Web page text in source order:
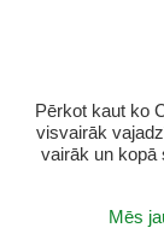
Pērkot kaut ko
visvairāk
vairāk un kopā
Mēs